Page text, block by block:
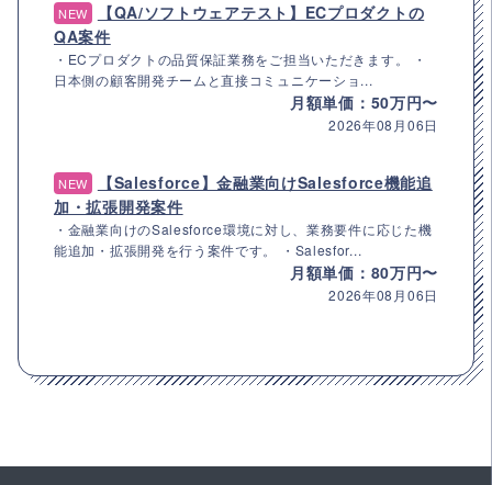
NEW
【QA/ソフトウェアテスト】ECプロダクトの
QA案件
・ECプロダクトの品質保証業務をご担当いただきます。 ・
日本側の顧客開発チームと直接コミュニケーショ...
月額単価：50万円〜
2026年08月06日
NEW
【Salesforce】金融業向けSalesforce機能追
加・拡張開発案件
・金融業向けのSalesforce環境に対し、業務要件に応じた機
能追加・拡張開発を行う案件です。 ・Salesfor...
月額単価：80万円〜
2026年08月06日